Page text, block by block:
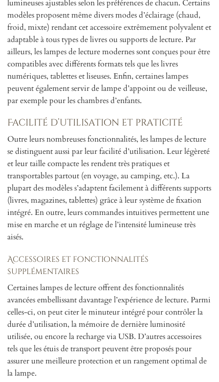
lumineuses ajustables selon les préférences de chacun. Certains
modèles proposent même divers modes d’éclairage (chaud,
froid, mixte) rendant cet accessoire extrêmement polyvalent et
adaptable à tous types de livres ou supports de lecture. Par
ailleurs, les lampes de lecture modernes sont conçues pour être
compatibles avec différents formats tels que les livres
numériques, tablettes et liseuses. Enfin, certaines lampes
peuvent également servir de lampe d’appoint ou de veilleuse,
par exemple pour les chambres d’enfants.
Facilité d’utilisation et praticité
Outre leurs nombreuses fonctionnalités, les lampes de lecture
se distinguent aussi par leur facilité d’utilisation. Leur légèreté
et leur taille compacte les rendent très pratiques et
transportables partout (en voyage, au camping, etc.). La
plupart des modèles s’adaptent facilement à différents supports
(livres, magazines, tablettes) grâce à leur système de fixation
intégré. En outre, leurs commandes intuitives permettent une
mise en marche et un réglage de l’intensité lumineuse très
aisés.
Accessoires et fonctionnalités
supplémentaires
Certaines lampes de lecture offrent des fonctionnalités
avancées embellissant davantage l’expérience de lecture. Parmi
celles-ci, on peut citer le minuteur intégré pour contrôler la
durée d’utilisation, la mémoire de dernière luminosité
utilisée, ou encore la recharge via USB. D’autres accessoires
tels que les étuis de transport peuvent être proposés pour
assurer une meilleure protection et un rangement optimal de
la lampe.